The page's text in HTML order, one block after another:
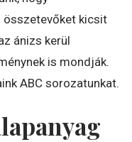
összetevőket kicsit
ánizs kerül
is mondják.
ABC sorozatunkat.